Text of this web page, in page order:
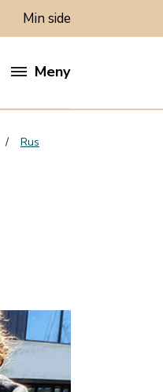
Min side
Meny
Rus